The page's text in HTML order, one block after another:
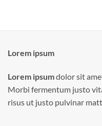
Lorem ipsum
Lorem ipsumdolor sit
Morbi fermentum justo
risus ut justo pulvinar